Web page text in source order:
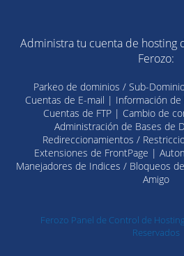
Administra tu cuenta de hosting
Ferozo:
Parkeo de dominios / Sub-
Cuentas de E-mail | Información
Cuentas de FTP | Cambio de
Administración de Bases de
Redireccionamientos /
Extensiones de FrontPage |
Manejadores de Indices / Bloqueos
Amigo
Ferozo Panel de Control de
Reservados